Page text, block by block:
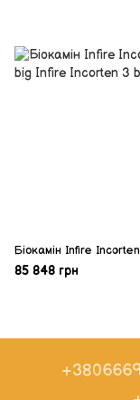
Біокамін Infire
85 848 грн